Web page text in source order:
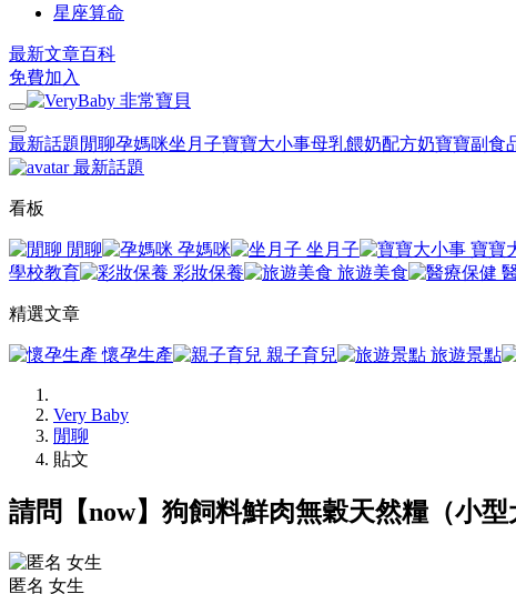
星座算命
最新文章百科
免費加入
最新話題 閒聊孕媽咪坐月子寶寶大小事母乳餵奶配方奶寶寶副食
最新話題
看板
閒聊 孕媽咪 坐月子 寶寶
學校教育
彩妝保養 旅遊美食
精選文章
懷孕生產 親子育兒 旅遊景點
Very Baby
閒聊
貼文
請問【now】狗飼料鮮肉無穀天然糧（小型
匿名 女生